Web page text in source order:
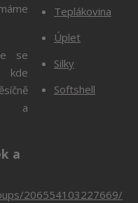
se
kde
a
a
206554103227669/
Teplákovina
Úplet
Silky
Softshell